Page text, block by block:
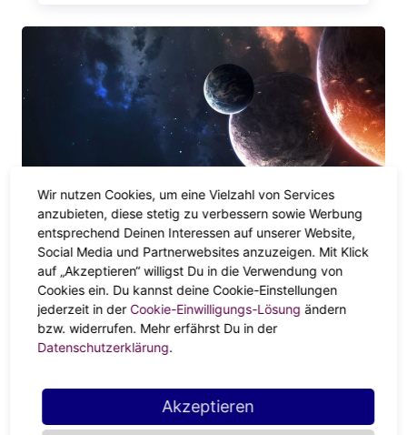
ASTRO-HIGHLIGHTS
Warum sind die Planeten in der
Astrologie so wichtig – und was
bedeuten sie?
Wir nutzen Cookies, um eine Vielzahl von Services
anzubieten, diese stetig zu verbessern sowie Werbung
entsprechend Deinen Interessen auf unserer Website,
Social Media und Partnerwebsites anzuzeigen. Mit Klick
auf „Akzeptieren“ willigst Du in die Verwendung von
Cookies ein. Du kannst deine Cookie-Einstellungen
jederzeit in der Cookie-Einwilligungs-Lösung ändern
bzw. widerrufen. Mehr erfährst Du in der
Datenschutzerklärung.
Akzeptieren